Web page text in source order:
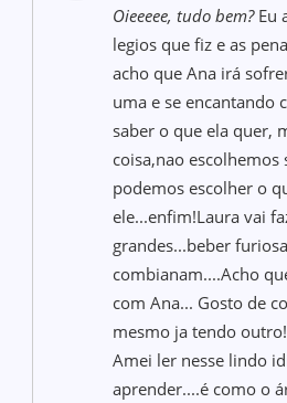
Oieeeee, tudo bem?Eu
legios que fiz e as
acho que Ana irá
uma e se encantando
saber o que ela quer,
coisa,nao
podemos escolher o
ele...enfim!Laura vai
grandes...beber
combianam....Acho
com Ana... Gosto de
mesmo ja tendo
Amei ler nesse lindo
aprender....é como o